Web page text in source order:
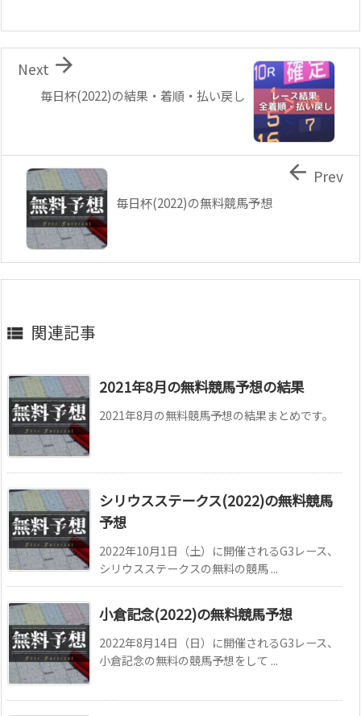
毎日杯(2022)の結果・着順・払い戻し

Next
毎日杯(2022)の無料競馬予想
 Prev
 関連記事
2021年8月の無料競馬予想の結果
2021年8月の無料競馬予想の結果まとめです。
シリウスステークス(2022)の無料競馬
予想
2022年10月1日（土）に開催されるG3レース、
シリウスステークスの無料の競馬 ...
小倉記念(2022)の無料競馬予想
2022年8月14日（日）に開催されるG3レース、
小倉記念の無料の競馬予想をして ...